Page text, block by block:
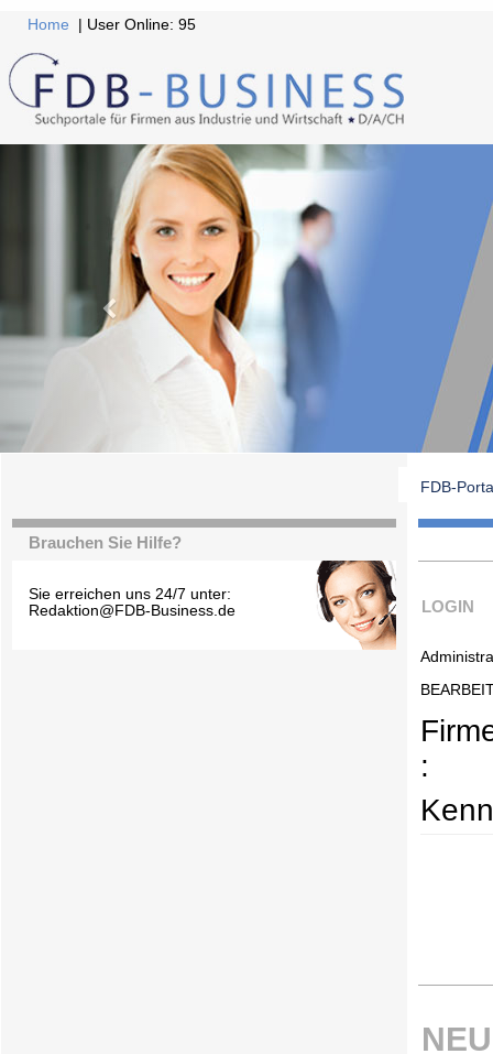
Home | User Online: 95
FDB-
Brauchen Sie Hilfe?
Sie erreichen uns 24/7 unter:
Redaktion@FDB-Business.de
LOGIN
: